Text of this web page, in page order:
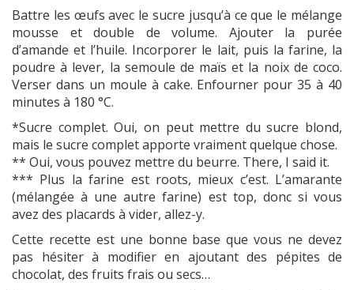
Battre les œufs avec le sucre jusqu’à ce que le mélange
mousse et double de volume. Ajouter la purée
d’amande et l’huile. Incorporer le lait, puis la farine, la
poudre à lever, la semoule de maïs et la noix de coco.
Verser dans un moule à cake. Enfourner pour 35 à 40
minutes à 180 °C.
*Sucre complet. Oui, on peut mettre du sucre blond,
mais le sucre complet apporte vraiment quelque chose.
** Oui, vous pouvez mettre du beurre. There, I said it.
*** Plus la farine est roots, mieux c’est. L’amarante
(mélangée à une autre farine) est top, donc si vous
avez des placards à vider, allez-y.
Cette recette est une bonne base que vous ne devez
pas hésiter à modifier en ajoutant des pépites de
chocolat, des fruits frais ou secs…